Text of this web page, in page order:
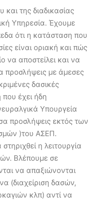
της διαδικασίας
Υπηρεσία. Έχουμε
ότι η κατάσταση που
είναι οριακή και πώς
να αποστείλει και να
προσλήψεις με άμεσες
δασικές
που έχει ήδη
Υπουργεία
προσλήψεις εκτός των
)του ΑΣΕΠ.
η λειτουργία
Βλέπουμε σε
να απαξιώνονται
(διαχείριση δασών,
κλπ) αντί να